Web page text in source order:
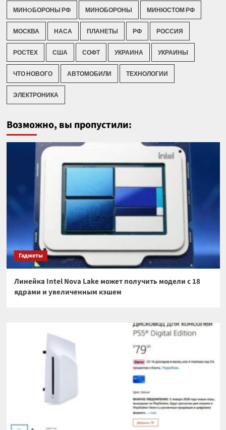
МИНOБОРОНЫ РФ МИНОБОРОНЫ МИНЮСТОМ РФ
МОСКВА НАСА ПЛАНЕТЫ РФ РОССИЯ
РОСТЕХ США СОФТ УКРАИНА УКРАИНЫ
ЧТО НОВОГО АВТОМОБИЛИ ТЕХНОЛОГИИ
ЭЛЕКТРОНИКА
Возможно, вы пропустили:
Гаджеты
Линейка Intel Nova Lake может получить модели с 18
ядрами и увеличенным кэшем